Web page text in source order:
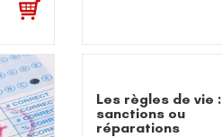
Les règles de vie :
sanctions ou
réparations